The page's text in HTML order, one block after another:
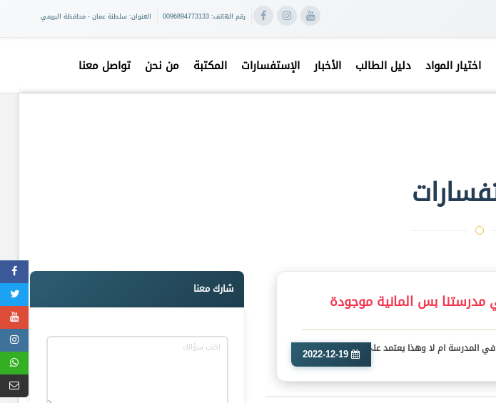
العنوان: سلطنة عمان - محافظة البريمي رقم الهاتف: 0096894773133
اختيار المواد دليل الطالب الأخبار الإستفسارات المكتبة من نحن تواصل معنا
مدرستنا بس المانية موجودة
ام لا وهذا يعتمد على وزارة التربيه
شارك معنا